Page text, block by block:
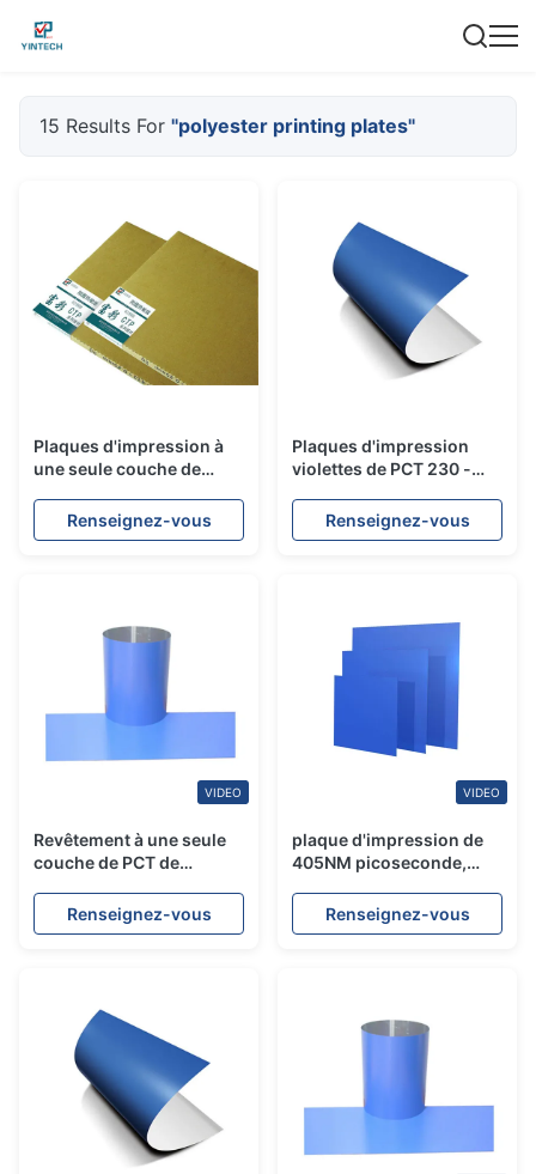
15 Results For "polyester printing plates"
Plaques d'impression à
une seule couche de
durable du courant
ascendant PCT
Renseignez-vous
Plaques d'impression
violettes de PCT 230 -
12 mois de vie
Renseignez-vous
VIDEO
Revêtement à une seule
couche de PCT de
des plaques d'impression
200LPI
Renseignez-vous
VIDEO
plaque d'impression de
405NM picoseconde,
aluminium reproduction
de point de 1 - de 99%
Renseignez-vous